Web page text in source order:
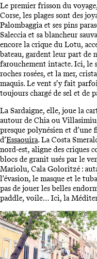
Le premier frisson du
Corse, les plages sont des
Palombaggia et ses pins
Saleccia et sa blancheur
encore la crique du Lotu,
bateau, gardent leur part de
farouchement intacte. Ici, le
roches rosées, et la mer,
maquis. Le vent s’y fait
toujours chargé de sel et de
La Sardaigne, elle, joue la
autour de Chia ou
presque polynésien et d’une
d’Essaouira. La Costa
nord-est, aligne des criques
blocs de granit usés par le
Mariolu, Cala Goloritzé :
l’évasion, le masque et le
pas de jouer les belles
paddle, voile… Ici, la